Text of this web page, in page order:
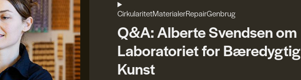
CirkularitetMaterialerRepairGenbrug
Q&A: Alberte Svendsen om
Laboratoriet for Bæredygtig
Kunst